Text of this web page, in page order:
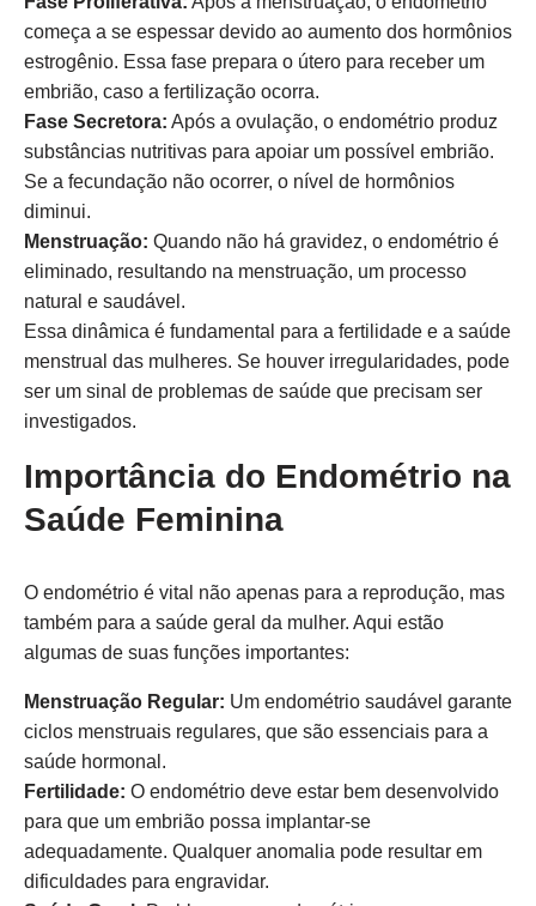
começa a se espessar devido ao aumento dos hormônios
estrogênio. Essa fase prepara o útero para receber um
embrião, caso a fertilização ocorra.
Fase Secretora: Após a ovulação, o endométrio produz
substâncias nutritivas para apoiar um possível embrião.
Se a fecundação não ocorrer, o nível de hormônios
diminui.
Menstruação: Quando não há gravidez, o endométrio é
eliminado, resultando na menstruação, um processo
natural e saudável.
Essa dinâmica é fundamental para a fertilidade e a saúde
menstrual das mulheres. Se houver irregularidades, pode
ser um sinal de problemas de saúde que precisam ser
investigados.
Importância do Endométrio na
Saúde Feminina
O endométrio é vital não apenas para a reprodução, mas
também para a saúde geral da mulher. Aqui estão
algumas de suas funções importantes:
Menstruação Regular: Um endométrio saudável garante
ciclos menstruais regulares, que são essenciais para a
saúde hormonal.
Fertilidade: O endométrio deve estar bem desenvolvido
para que um embrião possa implantar-se
adequadamente. Qualquer anomalia pode resultar em
dificuldades para engravidar.